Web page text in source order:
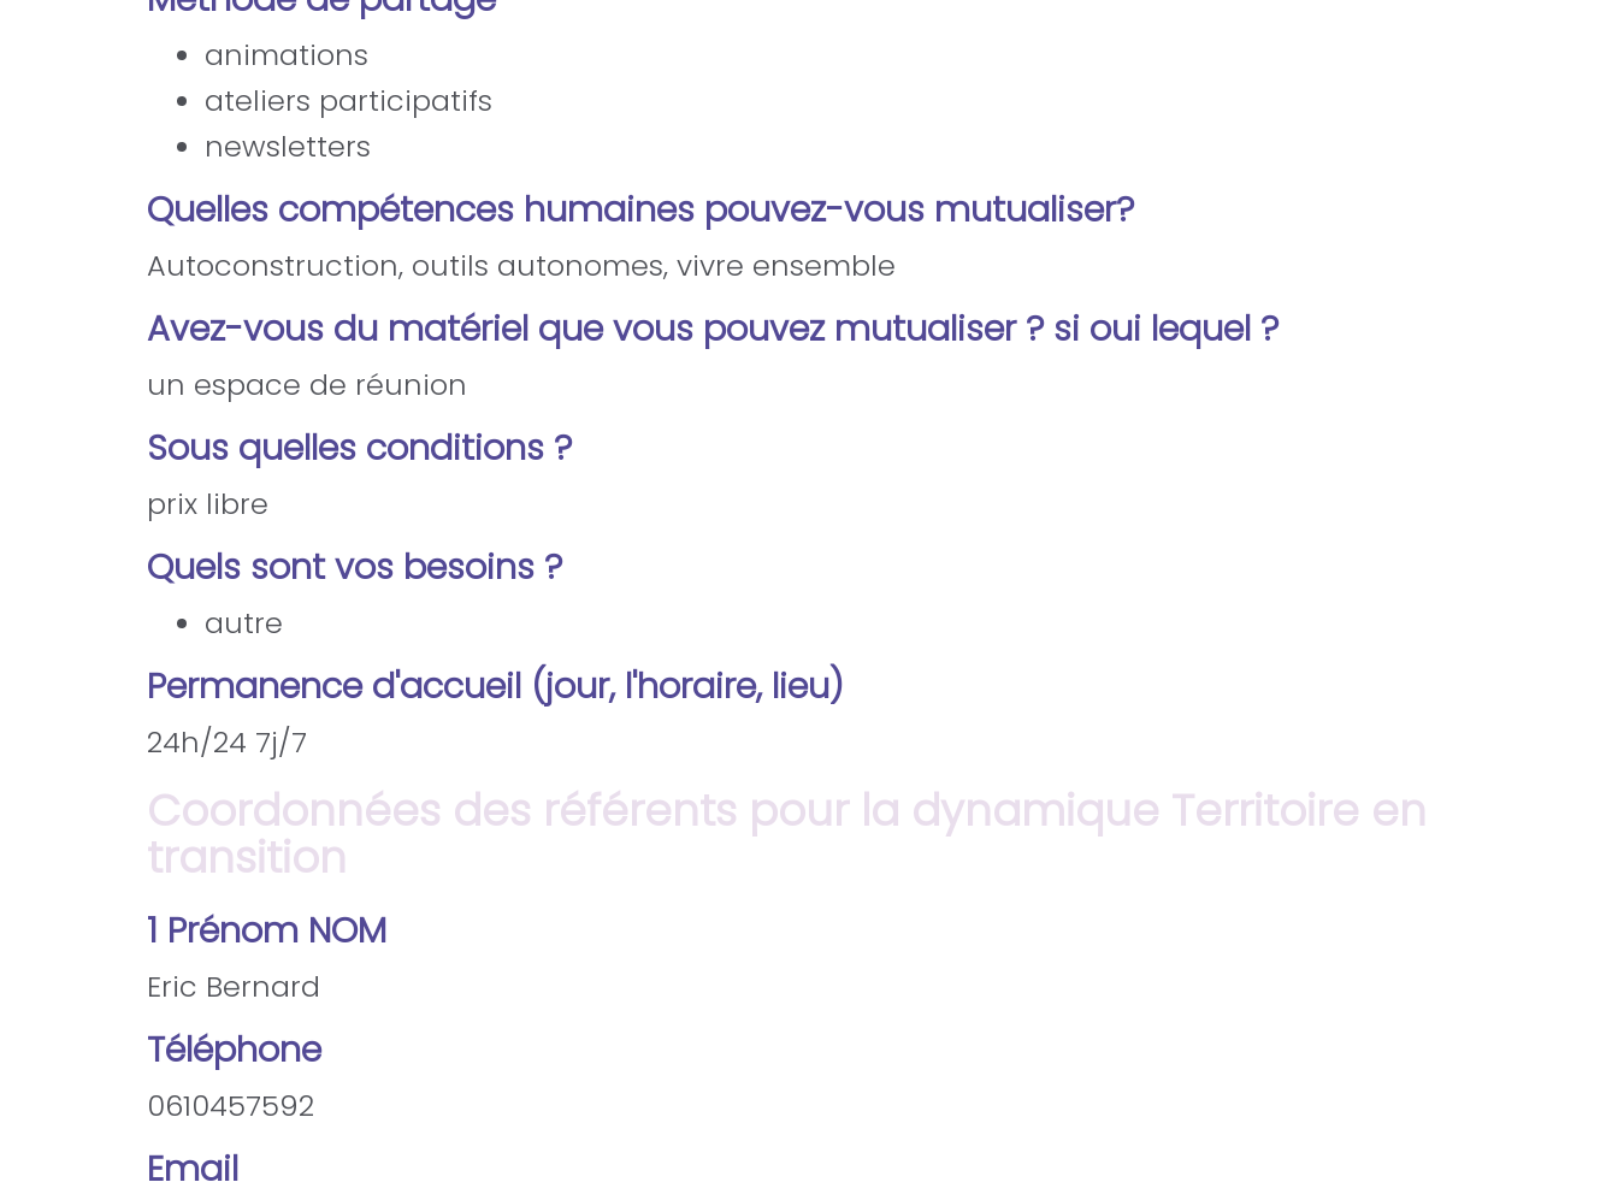
animations
ateliers participatifs
newsletters
Quelles compétences humaines pouvez-vous mutualiser?
Autoconstruction, outils autonomes, vivre ensemble
Avez-vous du matériel que vous pouvez mutualiser ? si oui lequel ?
un espace de réunion
Sous quelles conditions ?
prix libre
Quels sont vos besoins ?
autre
Permanence d'accueil (jour, l'horaire, lieu)
24h/24 7j/7
Coordonnées des référents pour la dynamique Territoire en
transition
1 Prénom NOM
Eric Bernard
Téléphone
0610457592
Email